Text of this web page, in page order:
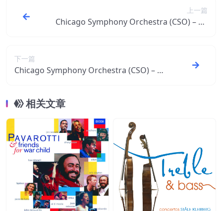
上一篇
Chicago Symphony Orchestra (CSO) – Be
下一篇
Chicago Symphony Orchestra (CSO) – M
相关文章